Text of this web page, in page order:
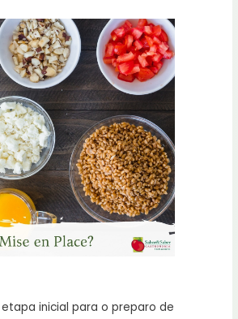
inicial para o preparo de